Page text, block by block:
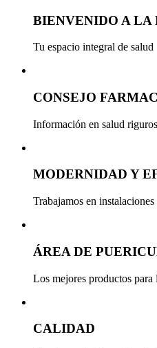
BIENVENIDO A
Tu espacio integral de salud
CONSEJO
Información en salud
MODERNIDAD Y
Trabajamos en
ÁREA DE
Los mejores productos para
CALIDAD